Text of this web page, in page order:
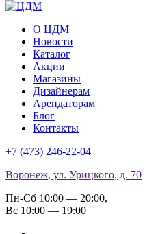
О ЦДМ
Новости
Каталог
Акции
Магазины
Дизайнерам
Арендаторам
Блог
Контакты
+7 (473) 246-22-04
Воронеж, ул. Урицкого, д. 70
Пн-Сб 10:00 — 20:00,
Вс 10:00 — 19:00